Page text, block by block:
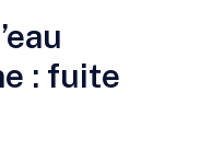
: fuite